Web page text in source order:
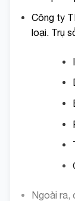
Công ty
loại. Trụ
Ngoài ra,